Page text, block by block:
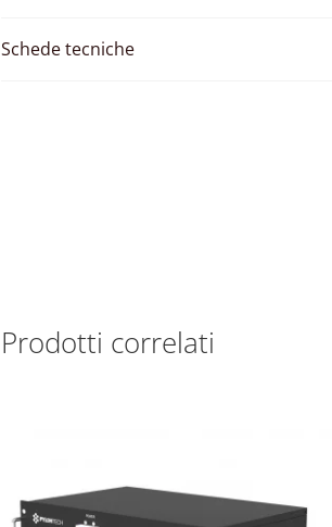
Schede tecniche
Prodotti correlati